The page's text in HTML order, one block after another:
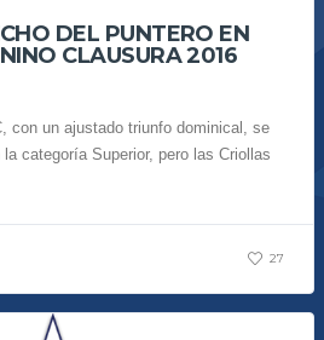
DEL PUNTERO EN
CLAUSURA 2016
con un ajustado triunfo dominical, se
categoría Superior, pero las Criollas
27